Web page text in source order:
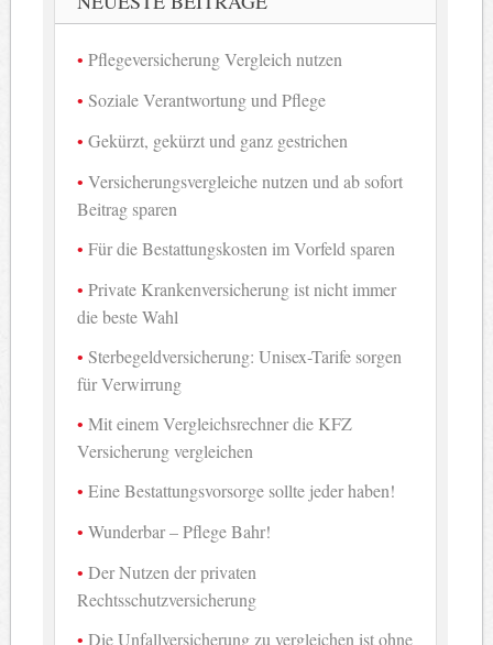
Pflegeversicherung Vergleich nutzen
Soziale Verantwortung und Pflege
Gekürzt, gekürzt und ganz gestrichen
Versicherungsvergleiche nutzen und ab sofort
Beitrag sparen
Für die Bestattungskosten im Vorfeld sparen
Private Krankenversicherung ist nicht immer
die beste Wahl
Sterbegeldversicherung: Unisex-Tarife sorgen
für Verwirrung
Mit einem Vergleichsrechner die KFZ
Versicherung vergleichen
Eine Bestattungsvorsorge sollte jeder haben!
Wunderbar – Pflege Bahr!
Der Nutzen der privaten
Rechtsschutzversicherung
Die Unfallversicherung zu vergleichen ist ohne